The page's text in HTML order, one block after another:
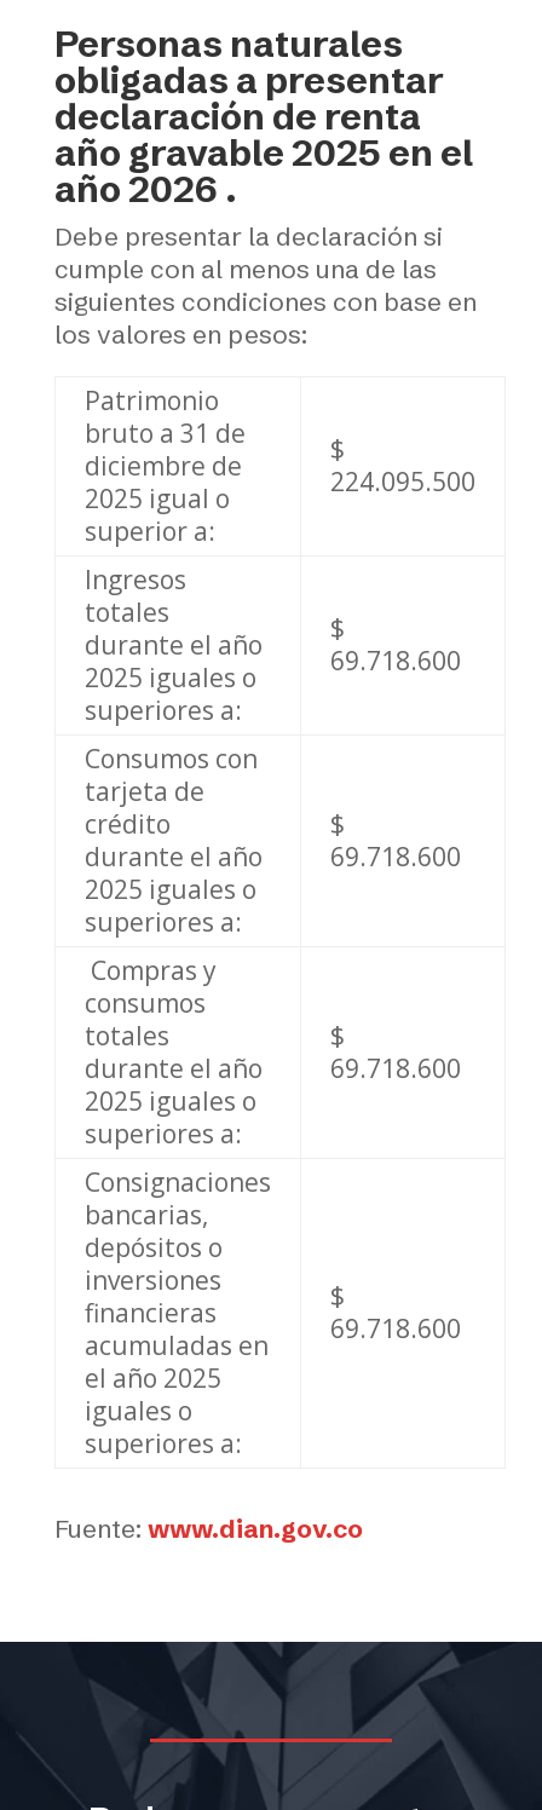
Personas naturales
obligadas a presentar
declaración de renta
año gravable 2025 en el
año 2026 .
Debe presentar la declaración si
cumple con al menos una de las
siguientes condiciones con base en
los valores en pesos:
Patrimonio
bruto a 31 de
diciembre de
2025 igual o
superior a:
$
224.095.500
Ingresos
totales
durante el año
2025 iguales o
superiores a:
$
69.718.600
Consumos con
tarjeta de
crédito
durante el año
2025 iguales o
superiores a:
$
69.718.600
Compras y
consumos
totales
durante el año
2025 iguales o
superiores a:
$
69.718.600
Consignaciones
bancarias,
depósitos o
inversiones
financieras
acumuladas en
el año 2025
iguales o
superiores a:
$
69.718.600
Fuente: www.dian.gov.co